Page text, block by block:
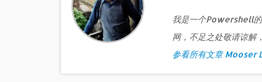
我是一个Powershell
网，不足之处敬请谅解
参看所有文章 Mooser